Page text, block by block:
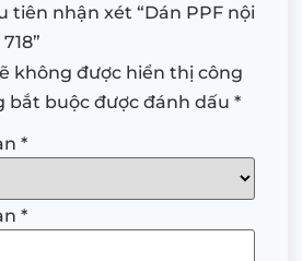
tiên nhận xét “Dán PPF nội
không được hiển thị công
bắt buộc được đánh dấu *
*
*